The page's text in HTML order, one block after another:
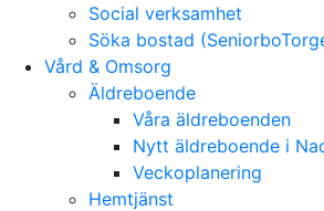
Social verksamhet
Söka bostad
Vård & Omsorg
Äldreboende
Våra äldreboenden
Nytt äldreboende i
Veckoplanering
Hemtjänst